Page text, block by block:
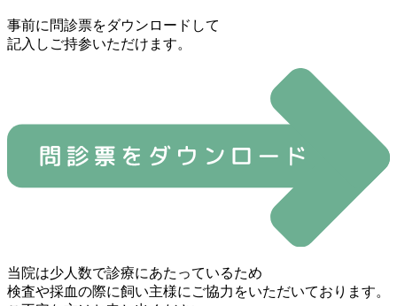
事前に問診票をダウンロードして
記入しご持参いただけます。
当院は少人数で診療にあたっているため
検査や採血の際に飼い主様にご協力をいただいております。